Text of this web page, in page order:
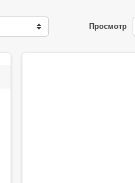
Просмотр